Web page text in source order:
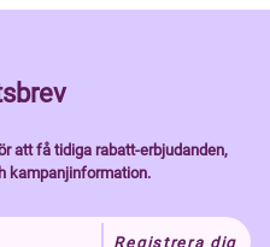
att få tidiga rabatt-erbjudanden,
kampanjinformation.
Registrera dig